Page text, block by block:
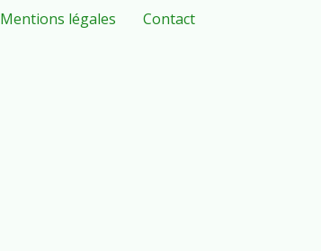
Mentions légales Contact